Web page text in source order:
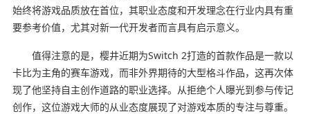
始终将游戏品质放在首位，其职业态度和开发理念在行业内具有重
要参考价值，尤其对新一代开发者而言具有启示意义。
值得注意的是，樱井近期为Switch 2打造的首款作品是一款以
卡比为主角的赛车游戏，而非外界期待的大型格斗作品，这再次体
现了他坚持自主创作道路的职业选择。从拒绝个人曝光到参与传记
创作，这位游戏大师的从业态度展现了对游戏本质的专注与尊重。